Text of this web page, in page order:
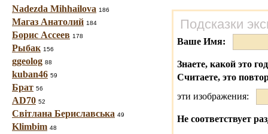
Nadezda Mihhailova 186
Магаз Анатолий 184
Борис Ассеев 178
Рыбак 156
ggeolog 88
kuban46 59
Брат 56
AD70 52
Світлана Бериславська 49
Klimbim 48
Подсказки
Ваше Имя:
Знаете, какой это
Считаете, это
эти изображения:
Не соответствует